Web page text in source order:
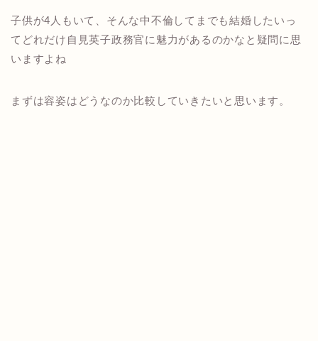
子供が4人もいて、そんな中不倫してまでも結婚したいっ
てどれだけ自見英子政務官に魅力があるのかなと疑問に思
いますよね
まずは容姿はどうなのか比較していきたいと思います。